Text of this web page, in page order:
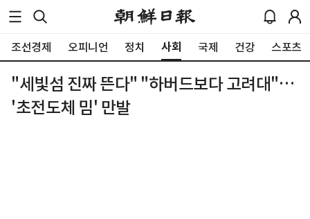
조선경제 오피니언 정치 사회 국제 건강 스포츠
"세빛섬 진짜 뜬다" "하버드보다 고려대"…
'초전도체 밈' 만발